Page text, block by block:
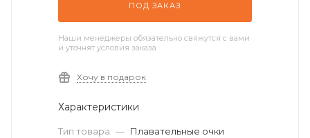
ПОД ЗАКАЗ
Наши менеджеры обязательно свяжутся с вами
и уточнят условия заказа
Хочу в подарок
Характеристики
Тип товара — Плавательные очки